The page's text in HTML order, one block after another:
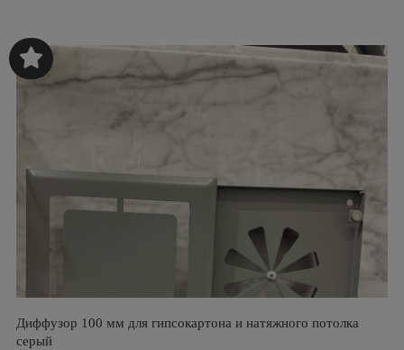
Диффузор 100 мм для гипсокартона и натяжного потолка
серый